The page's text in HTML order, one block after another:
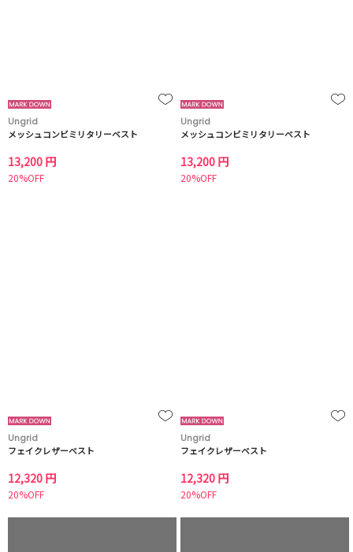
Ungrid
メッシュコンビミリタリーベスト
13,200 円
20%OFF
Ungrid
メッシュコンビミリタリーベスト
13,200 円
20%OFF
Ungrid
フェイクレザーベスト
12,320 円
20%OFF
Ungrid
フェイクレザーベスト
12,320 円
20%OFF